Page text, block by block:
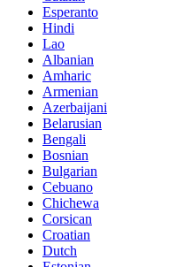
Esperanto
Hindi
Lao
Albanian
Amharic
Armenian
Azerbaijani
Belarusian
Bengali
Bosnian
Bulgarian
Cebuano
Chichewa
Corsican
Croatian
Dutch